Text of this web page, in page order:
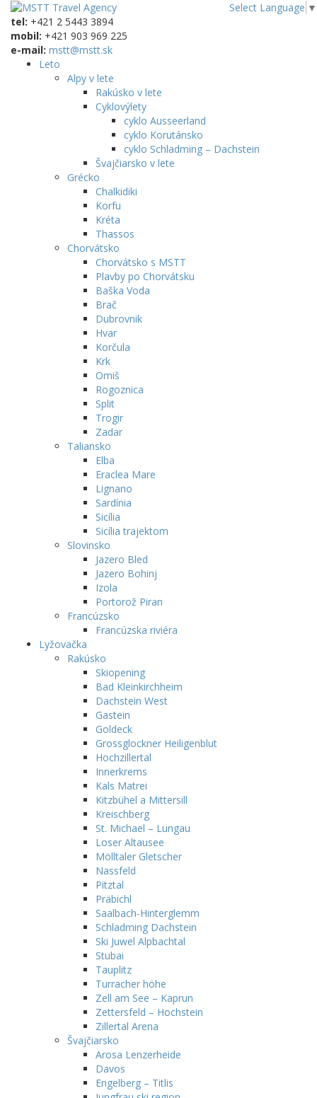
Select Language ▼
tel: +421 2 5443 3894
mobil: +421 903 969 225
e-mail: mstt@mstt.sk
Leto
Alpy v lete
Rakúsko v lete
Cyklovýlety
cyklo Ausseerland
cyklo Korutánsko
cyklo Schladming – Dachstein
Švajčiarsko v lete
Grécko
Chalkidiki
Korfu
Kréta
Thassos
Chorvátsko
Chorvátsko s MSTT
Plavby po Chorvátsku
Baška Voda
Brač
Dubrovnik
Hvar
Korčula
Krk
Omiš
Rogoznica
Split
Trogir
Zadar
Taliansko
Elba
Eraclea Mare
Lignano
Sardínia
Sicília
Sicília trajektom
Slovinsko
Jazero Bled
Jazero Bohinj
Izola
Portorož Piran
Francúzsko
Francúzska riviéra
Lyžovačka
Rakúsko
Skiopening
Bad Kleinkirchheim
Dachstein West
Gastein
Goldeck
Grossglockner Heiligenblut
Hochzillertal
Innerkrems
Kals Matrei
Kitzbühel a Mittersill
Kreischberg
St. Michael – Lungau
Loser Altausee
Mölltaler Gletscher
Nassfeld
Pitztal
Präbichl
Saalbach-Hinterglemm
Schladming Dachstein
Ski Juwel Alpbachtal
Stubai
Tauplitz
Turracher höhe
Zell am See – Kaprun
Zettersfeld – Hochstein
Zillertal Arena
Švajčiarsko
Arosa Lenzerheide
Davos
Engelberg – Titlis